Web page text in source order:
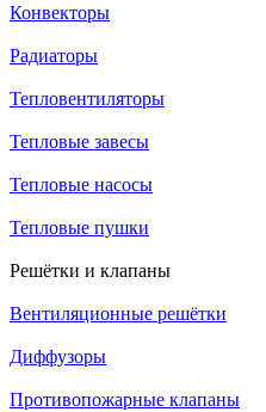
Конвекторы
Радиаторы
Тепловентиляторы
Тепловые завесы
Тепловые насосы
Тепловые пушки
Решётки и клапаны
Вентиляционные решётки
Диффузоры
Противопожарные клапаны